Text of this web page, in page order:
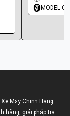
MODEL
Máy Chính Hãng
hãng, giải pháp tra